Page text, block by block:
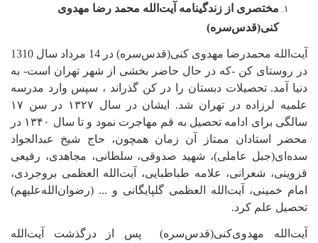
مختصری از زندگینامه آیت‌الله محمد رضا مهدوی
کنی(قدس‌سره)
آیت‌الله محمدرضا مهدوی کنی(قدس‌سره) در 14 مرداد سال 1310
در روستای کن -که در حال حاضر بخشی از شهر تهران است- به
دنیا آمد. تحصیلات دبستان را در کن گذراند ، سپس وارد مدرسه
علمیه لرزاده در تهران شد. ایشان در سال ۱۳۲۷ در سن ۱۷
سالگی برای ادامه تحصیل به قم مهاجرت نمود و تا سال ۱۳۴۰ در
محضر استادان ممتاز آن زمان همچون، حاج شیخ عبدالجواد
سده‌ای(جبل عاملی)، شهید صدوقی، سلطانی، مجاهدی، رفیعی
قزوینی، شعرانی، علامه طباطبایی، آیت‌الله العظمی بروجردی،
امام خمینی، آیت‌الله العظمی گلپایگانی و ... (رضوان‌الله‌علیهم)
تحصیل علم کرد.
آیت‌الله مهدوی‌کنی(قدس‌سره)
پس از درگذشت آیت‌الله